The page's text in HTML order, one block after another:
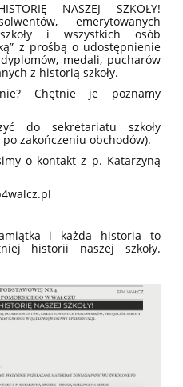
NASZEJ SZKOŁY!
emerytowanych
i wszystkich osób
z prośbą o udostępnienie
medali, pucharów
z historią szkoły.
Chętnie je poznamy
do sekretariatu szkoły
zakończeniu obchodów).
o kontakt z p. Katarzyną
i każda historia to
historii naszej szkoły.